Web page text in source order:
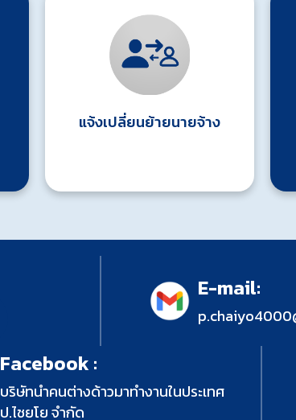
แจ้งเปลี่ยนย้ายนายจ้าง
E-mail:
Facebook :
บริษัทนำคนต่างด้าวมาทำงานในประเทศ
ป.ไชยโย จำกัด